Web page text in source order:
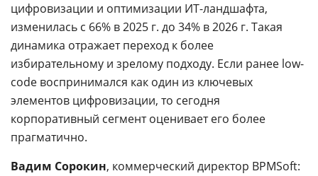
цифровизации и оптимизации ИТ-ландшафта,
изменилась с 66% в 2025 г. до 34% в 2026 г. Такая
динамика отражает переход к более
избирательному и зрелому подходу. Если ранее low-
code воспринимался как один из ключевых
элементов цифровизации, то сегодня
корпоративный сегмент оценивает его более
прагматично.
Вадим Сорокин, коммерческий директор BPMSoft: